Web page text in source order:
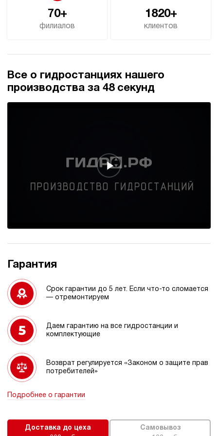
70+
филиалов
1820+
клиентов
Все о гидростанциях нашего
производства за 48 секунд
Гарантия
Срок гарантии до 5 лет. Если что-то сломается
— отремонтируем
Даем гарантию на все гидростанции и
комплектующие
Возврат регулируется «Законом о защите прав
потребителей»
Подробнее о гарантии
Доставка до цеха
Самовывоз